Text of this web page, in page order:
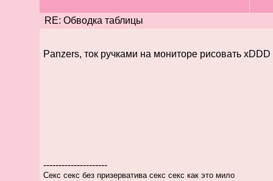
RE: Обводка таблицы
Panzers, ток ручками на мониторе рисовать xDDD
---------------------
Секс секс без призерватива секс секс как это мило